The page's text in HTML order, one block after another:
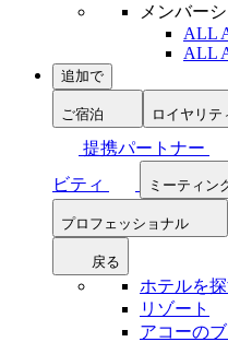
メンバー
ALL
ALL
追加で
ご宿泊 ロイヤリテ
提携パートナー
ビティ
ミーティン
プロフェッショナル
戻る
ホテルを
リゾート
アコーの